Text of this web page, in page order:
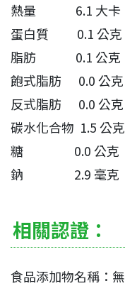
熱量 6.1 大卡
蛋白質 0.1 公克
脂肪 0.1 公克
飽式脂肪 0.0 公克
反式脂肪 0.0 公克
碳水化合物 1.5 公克
糖 0.0 公克
鈉 2.9 毫克
相關認證：
食品添加物名稱：無